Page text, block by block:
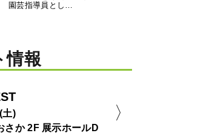
園芸指導員とし…
情報
土)
さか 2F 展示ホールD